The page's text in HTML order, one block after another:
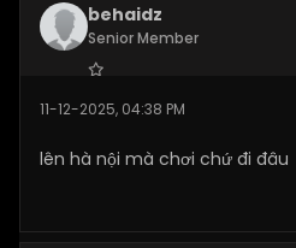
behaidz
Senior Member
Posts:277
11-12-2025, 04:38 PM
lên hà nội mà chơi chứ đi đâu